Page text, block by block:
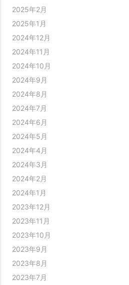
2025年2月
2025年1月
2024年12月
2024年11月
2024年10月
2024年9月
2024年8月
2024年7月
2024年6月
2024年5月
2024年4月
2024年3月
2024年2月
2024年1月
2023年12月
2023年11月
2023年10月
2023年9月
2023年8月
2023年7月